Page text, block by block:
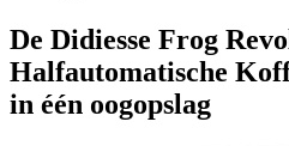
De Didiesse Frog
Halfautomatische
in één oogopslag